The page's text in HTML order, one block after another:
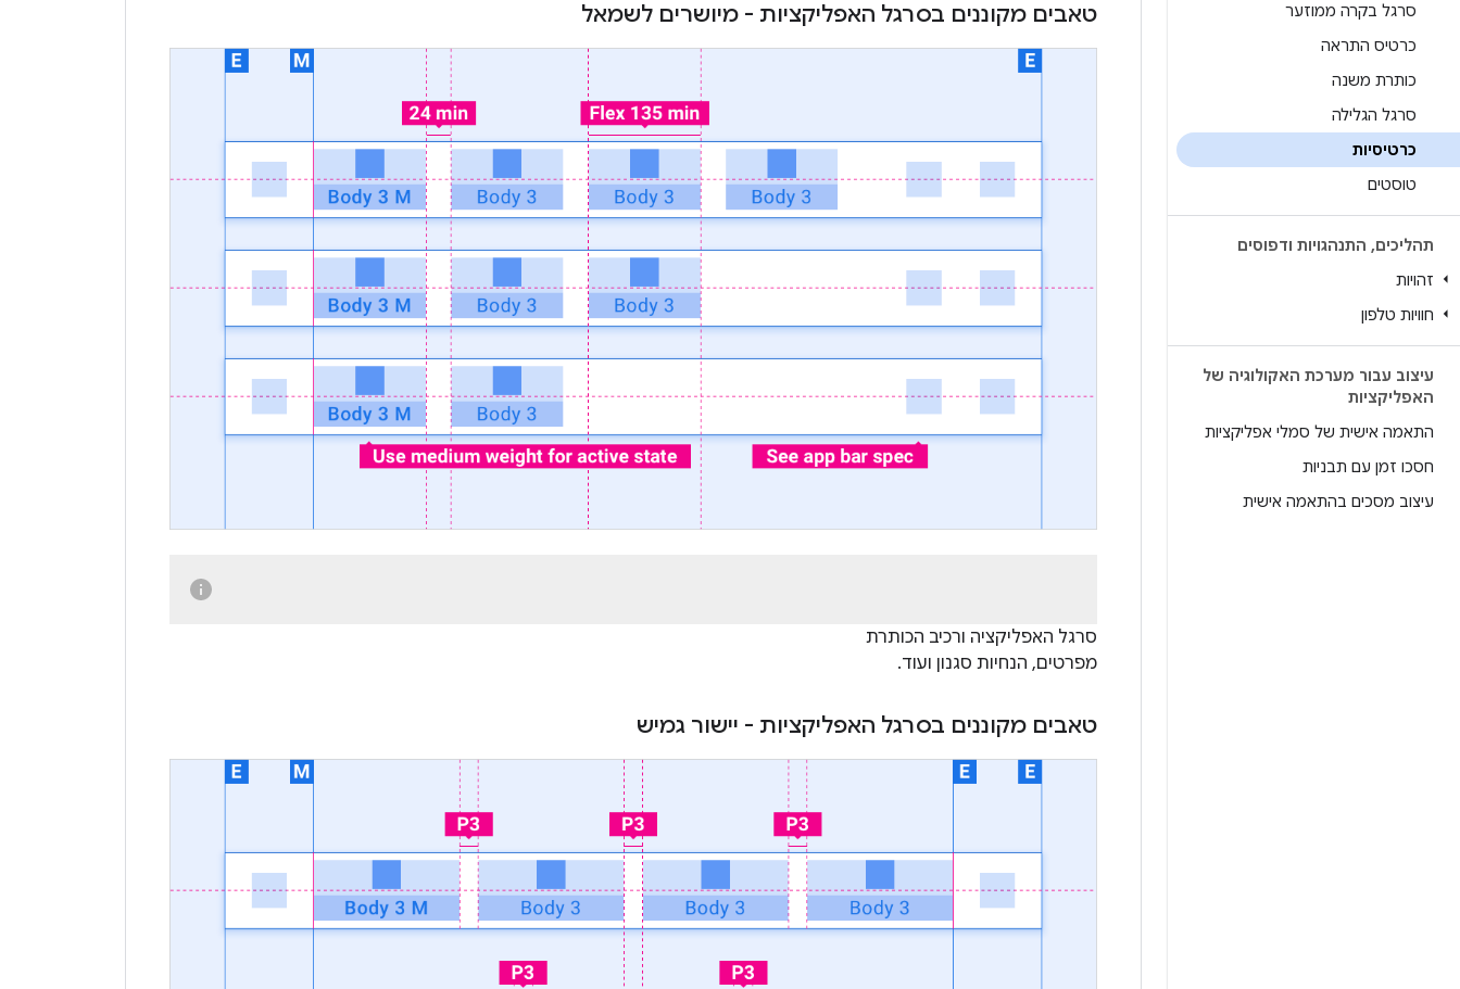
סרגל בקרה ממוזער
כרטיס התראה
כותרת משנה
סרגל הגלילה
כרטיסיות
טוסטים
תהליכים, התנהגויות ודפוסים
זהויות
חוויות טלפון
עיצוב עבור מערכת האקולוגיה של
האפליקציות
התאמה אישית של סמלי אפליקציות
חסכו זמן עם תבניות
עיצוב מסכים בהתאמה אישית
טאבים מקוננים בסרגל האפליקציות - מיושרים לשמאל
סרגל האפליקציה ורכיב הכותרת
מפרטים, הנחיות סגנון ועוד.
טאבים מקוננים בסרגל האפליקציות - יישור גמיש